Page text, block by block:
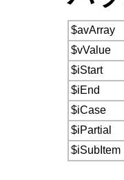
$avArray
$vValue
$iStart
$iEnd
$iCase
$iPartial
$iSubItem